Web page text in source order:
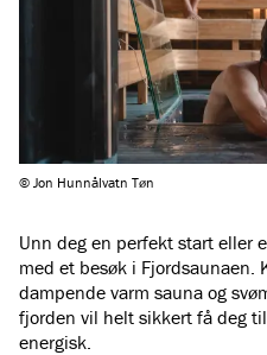
© Jon Hunnålvatn Tøn
Unn deg en perfekt start eller
med et besøk i Fjordsaunaen.
dampende varm sauna og
fjorden vil helt sikkert få deg
energisk.